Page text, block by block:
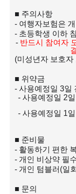
■ 주의사항
- 여행자보험은
- 초등학생 이하
- 반드시 참여자
(미성년자 보호자
■ 위약금
- 사용예정일 3일
- 사용예정일 2
- 사용예정일 1
■ 준비물
- 활동하기 편한
- 개인 비상약 필
- 개인 텀블러 (일
■ 문의